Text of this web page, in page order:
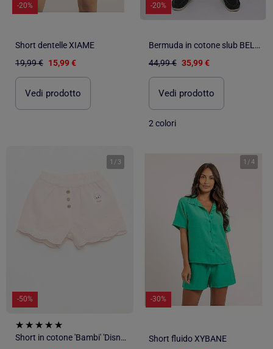
-20%
Short dentelle XIAME
19,99 € 15,99 €
Vedi prodotto
-20%
Bermuda in cotone slub BELKINO
44,99 € 35,99 €
Vedi prodotto
2 colori
1 / 3
-50%
Short in cotone 'Bambi' 'Disney'
1 /4
-30%
Short fluido XYBANE